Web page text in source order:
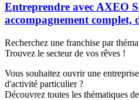
Entreprendre avec AXEO
accompagnement complet,
Recherchez une franchise par
Trouvez le secteur de vos rêves !
Vous souhaitez ouvrir une
d'activité particulier ?
Découvrez toutes les thématiques